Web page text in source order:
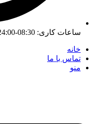
ساعات کاری: 08:30-24:00
خانه
تماس با ما
منو